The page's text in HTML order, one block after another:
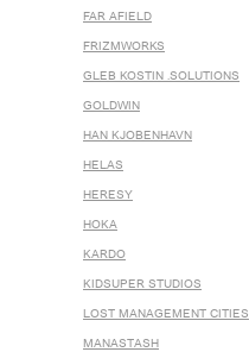
FAR AFIELD
FRIZMWORKS
GLEB KOSTIN .SOLUTIONS
GOLDWIN
HAN KJOBENHAVN
HELAS
HERESY
HOKA
KARDO
KIDSUPER STUDIOS
LOST MANAGEMENT CITIES
MANASTASH